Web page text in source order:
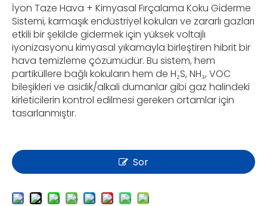
İyon Taze Hava + Kimyasal Fırçalama Koku Giderme
Sistemi, karmaşık endüstriyel kokuları ve zararlı gazları
etkili bir şekilde gidermek için yüksek voltajlı
iyonizasyonu kimyasal yıkamayla birleştiren hibrit bir
hava temizleme çözümüdür. Bu sistem, hem
partiküllere bağlı kokuların hem de H₂S, NH₃, VOC
bileşikleri ve asidik/alkali dumanlar gibi gaz halindeki
kirleticilerin kontrol edilmesi gereken ortamlar için
tasarlanmıştır.
Sor